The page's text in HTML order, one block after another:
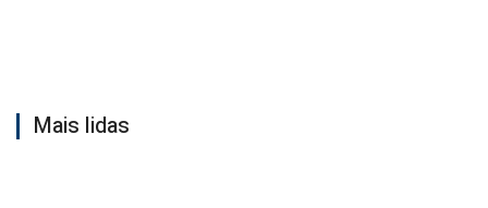
Mais lidas